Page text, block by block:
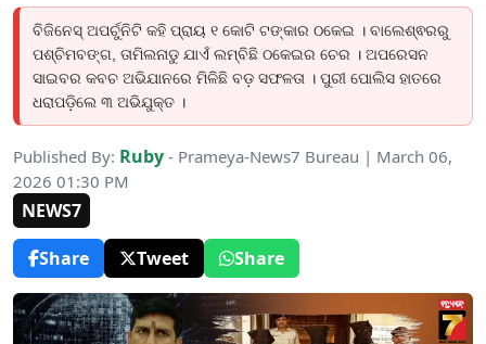
ବିଜିନେସ୍ ଅପର୍ଚୁନିଟି କହି ପ୍ରାୟ ୧ କୋଟି ଟଙ୍କାର ଠକେଇ । ବାଲେଶ୍ଵରରୁ
ପଶ୍ଚିମବଙ୍ଗ, ତାମିଲନାଡୁ ଯାଏଁ ଲମ୍ବିଛି ଠକେଇର ଚେର । ଅପରେସନ
ସାଇବର କବଚ ଅଭିଯାନରେ ମିଳିଛି ବଡ଼ ସଫଳତା । ପୁରୀ ପୋଲିସ ହାତରେ
ଧରାପଡ଼ିଲେ ୩ ଅଭିଯୁକ୍ତ ।
Published By: Ruby - Prameya-News7 Bureau | March 06,
2026 01:30 PM
NEWS7
Share
Tweet Share